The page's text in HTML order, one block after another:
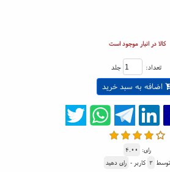
کالا در انبار موجود است
تعداد: جلد
اضافه به سبد خرید
رای: ۴.۰۰
توسط ۲ کاربر - رای دهید